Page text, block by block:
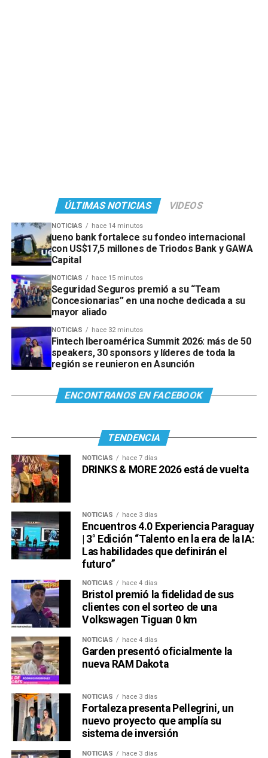
ÚLTIMAS NOTICIAS VIDEOS
NOTICIAS hace 14 minutos
ueno bank fortalece su fondeo internacional
con US$17,5 millones de Triodos Bank y GAWA
Capital
NOTICIAS hace 15 minutos
Seguridad Seguros premió a su “Team
Concesionarias” en una noche dedicada a su
mayor aliado
NOTICIAS hace 32 minutos
Fintech Iberoamérica Summit 2026: más de 50
speakers, 30 sponsors y líderes de toda la
región se reunieron en Asunción
ENCONTRANOS EN FACEBOOK
TENDENCIA
NOTICIAS hace 7 días
DRINKS & MORE 2026 está de vuelta
NOTICIAS hace 3 días
Encuentros 4.0 Experiencia Paraguay
| 3° Edición “Talento en la era de la IA:
Las habilidades que definirán el
futuro”
NOTICIAS hace 4 días
Bristol premió la fidelidad de sus
clientes con el sorteo de una
Volkswagen Tiguan 0 km
NOTICIAS hace 4 días
Garden presentó oficialmente la
nueva RAM Dakota
NOTICIAS hace 3 días
Fortaleza presenta Pellegrini, un
nuevo proyecto que amplía su
sistema de inversión
NOTICIAS hace 3 días